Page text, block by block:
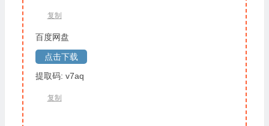
复制
百度网盘
点击下载
提取码: v7aq
复制